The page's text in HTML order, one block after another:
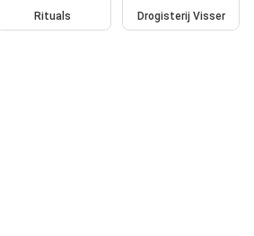
Rituals Drogisterij Visser